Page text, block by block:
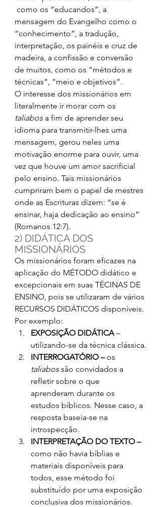
como os “educandos”, a
mensagem do Evangelho como o
“conhecimento”, a tradução,
interpretação, os painéis e cruz de
madeira, a confissão e conversão
de muitos, como os “métodos e
técnicas”, “meio e objetivos”.
O interesse dos missionários em
literalmente ir morar com os
taliabos a fim de aprender seu
idioma para transmitir-lhes uma
mensagem, gerou neles uma
motivação enorme para ouvir, uma
vez que houve um amor sacrificial
pelo ensino. Tais missionários
cumpriram bem o papel de mestres
onde as Escrituras dizem: “se é
ensinar, haja dedicação ao ensino”
(Romanos 12:7).
2) DIDÁTICA DOS
MISSIONÁRIOS
Os missionários foram eficazes na
aplicação do MÉTODO didático e
excepcionais em suas TÉCINAS DE
ENSINO, pois se utilizaram de vários
RECURSOS DIDÁTICOS disponíveis.
Por exemplo:
EXPOSIÇÃO DIDÁTICA –
utilizando-se da técnica clássica.
INTERROGATÓRIO – os
taliabos são convidados a
refletir sobre o que
aprenderam durante os
estudos bíblicos. Nesse caso, a
resposta baseia-se na
introspecção.
INTERPRETAÇÃO DO TEXTO –
como não havia bíblias e
materiais disponíveis para
todos, esse método foi
substituído por uma exposição
conclusiva dos missionários.